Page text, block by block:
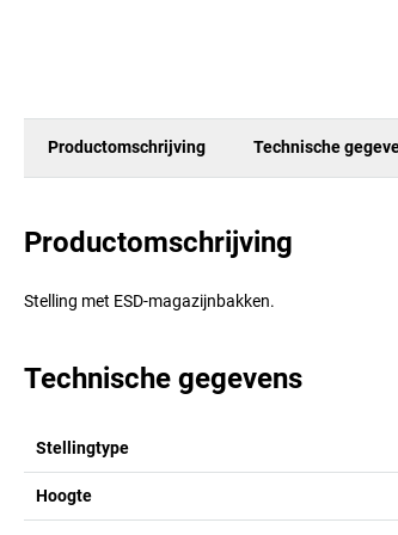
Productomschrijving Technische
Productomschrijving
Stelling met ESD-magazijnbakken.
Technische gegevens
Stellingtype
Hoogte